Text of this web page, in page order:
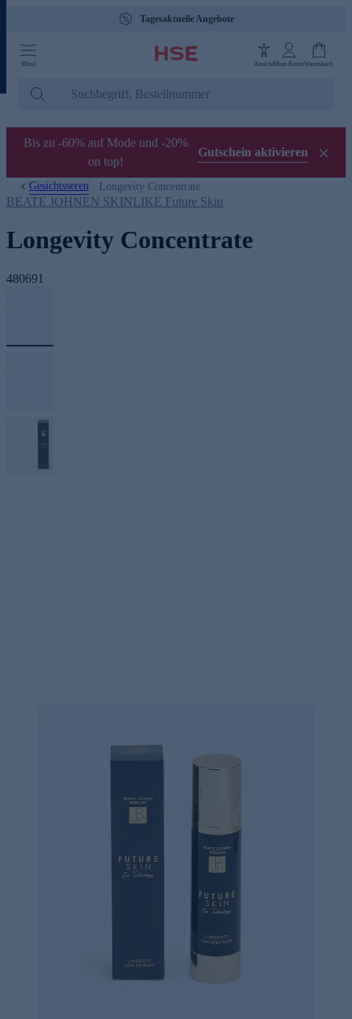
Tagesaktuelle Angebote
Menü AnsichtMein KontoWarenkorb
Bis zu -60% auf Mode und -20%
on top!
Gutschein aktivieren
Gesichtsseren Longevity Concentrate
BEATE JOHNEN SKINLIKE Future Skin
Longevity Concentrate
480691